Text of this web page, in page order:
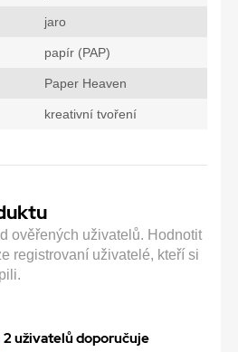
jaro
papír (PAP)
Paper Heaven
kreativní tvoření
ověřených uživatelů. Hodnotit
registrovaní uživatelé, kteří si
2 uživatelů doporučuje